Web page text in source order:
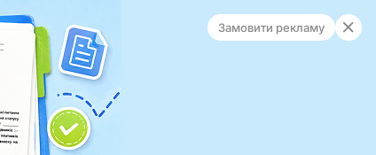
Замовити рекламу